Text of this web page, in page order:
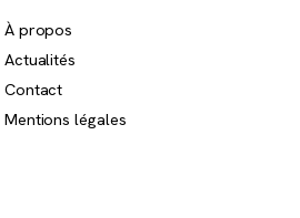
À propos
Actualités
Contact
Mentions légales